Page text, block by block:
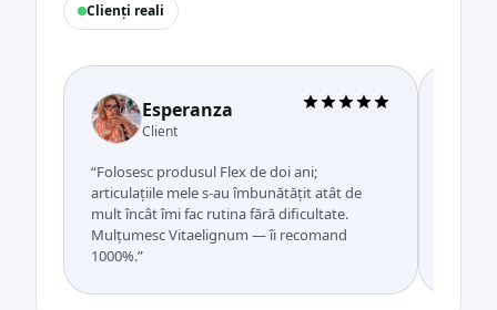
Clienți reali
Esperanza
Client
“Folosesc produsul Flex de doi ani;
articulațiile mele s-au îmbunătățit atât de
mult încât îmi fac rutina fără dificultate.
Mulțumesc Vitaelignum — îi recomand
1000%.”